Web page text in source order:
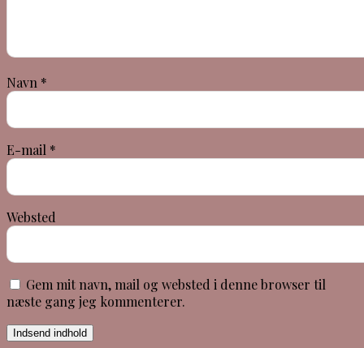
Navn *
E-mail *
Websted
Gem mit navn, mail og websted i denne browser til
næste gang jeg kommenterer.
Indsend indhold